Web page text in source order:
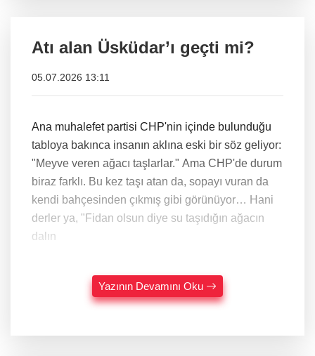
Atı alan Üsküdar’ı geçti mi?
05.07.2026 13:11
Ana muhalefet partisi CHP'nin içinde bulunduğu
tabloya bakınca insanın aklına eski bir söz geliyor:
"Meyve veren ağacı taşlarlar." Ama CHP'de durum
biraz farklı. Bu kez taşı atan da, sopayı vuran da
kendi bahçesinden çıkmış gibi görünüyor… Hani
derler ya, "Fidan olsun diye su taşıdığın ağacın
dalın
Yazının Devamını Oku